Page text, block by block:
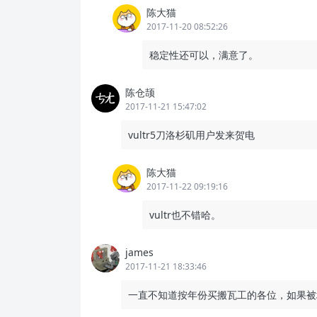
陈大猫
2017-11-20 08:52:26
稳定性还可以，满意了。
陈仓颉
2017-11-21 15:47:02
vultr5刀洛杉矶用户发来贺电
陈大猫
2017-11-22 09:19:16
vultr也不错哈。
james
2017-11-21 18:33:46
一直不知道按年份买搬瓦工的各位，如果被